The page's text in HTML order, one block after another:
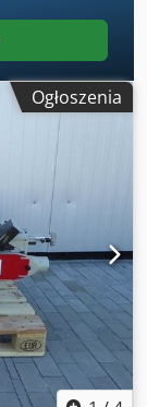
Ogłoszenia